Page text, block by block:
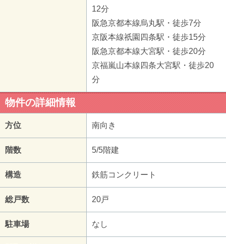
12分
阪急京都本線烏丸駅・徒歩7分
京阪本線祇園四条駅・徒歩15分
阪急京都本線大宮駅・徒歩20分
京福嵐山本線四条大宮駅・徒歩20
分
物件の詳細情報
方位 南向き
階数 5/5階建
構造 鉄筋コンクリート
総戸数 20戸
駐車場 なし